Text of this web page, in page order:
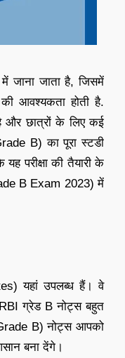
जाना जाता है, जिसमें
आवश्यकता होती है.
और छात्रों के लिए कई
B) का पूरा स्टडी
परीक्षा की तैयारी के
B Exam 2023) में
यहां उपलब्ध हैं। वे
ग्रेड B नोट्स बहुत
B) नोट्स आपको
बना देंगे।